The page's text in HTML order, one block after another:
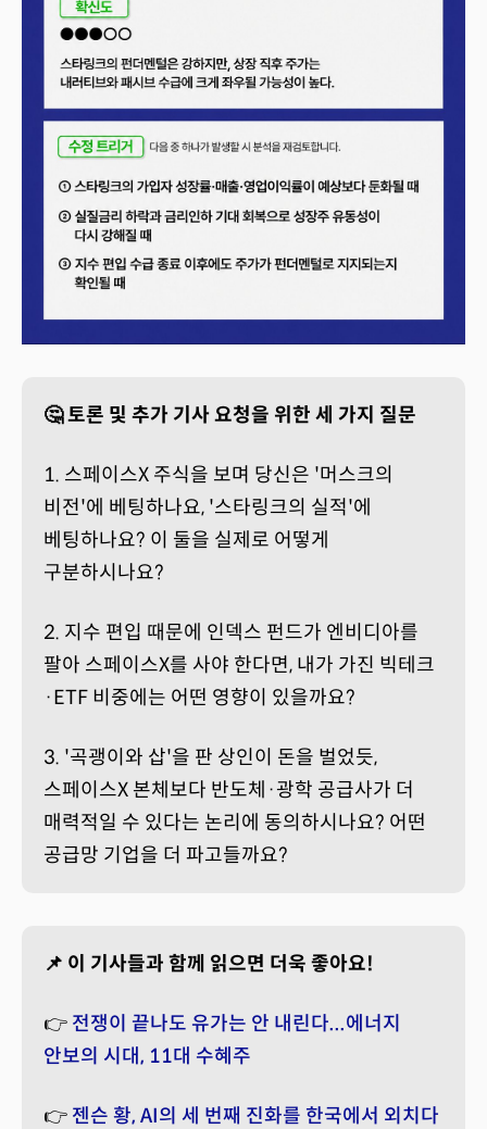
🤔 토론 및 추가 기사 요청을 위한 세 가지 질문
1. 스페이스X 주식을 보며 당신은 '머스크의
비전'에 베팅하나요, '스타링크의 실적'에
베팅하나요? 이 둘을 실제로 어떻게
구분하시나요?
2. 지수 편입 때문에 인덱스 펀드가 엔비디아를
팔아 스페이스X를 사야 한다면, 내가 가진 빅테크
·ETF 비중에는 어떤 영향이 있을까요?
3. '곡괭이와 삽'을 판 상인이 돈을 벌었듯,
스페이스X 본체보다 반도체·광학 공급사가 더
매력적일 수 있다는 논리에 동의하시나요? 어떤
공급망 기업을 더 파고들까요?
📌 이 기사들과 함께 읽으면 더욱 좋아요!
👉 전쟁이 끝나도 유가는 안 내린다...에너지
안보의 시대, 11대 수혜주
👉 젠슨 황, AI의 세 번째 진화를 한국에서 외치다